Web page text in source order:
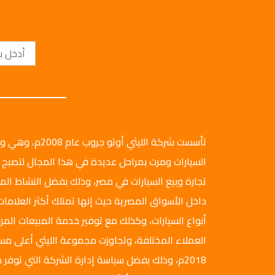
تأسست شركة
السيارات ومرت بمراحل عديدة في هذا المجال
تجارة وبيع السيارات في مصر، وذلك بفضل النشاط
داخل الأسواق المصرية حيث إنها تمتلك أكثر
أنواع السيارات، وكذلك مع توفير خدمة المبيعات
العملاء المختلفة، وتجاوزت مجموعة الليثي
2018م، وذلك بفضل سياسة إدارة الشركة التي